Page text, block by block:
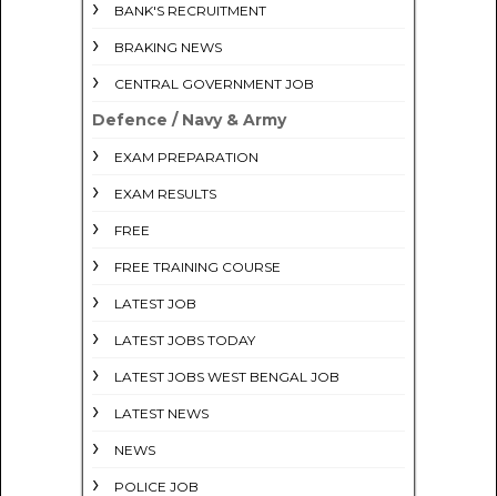
BANK'S RECRUITMENT
BRAKING NEWS
CENTRAL GOVERNMENT JOB
Defence / Navy & Army
EXAM PREPARATION
EXAM RESULTS
FREE
FREE TRAINING COURSE
LATEST JOB
LATEST JOBS TODAY
LATEST JOBS WEST BENGAL JOB
LATEST NEWS
NEWS
POLICE JOB